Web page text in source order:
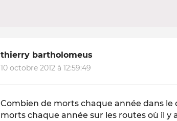
thierry bartholomeus
10 octobre 2012 à 12:59:49
Combien de morts chaque année dans le
morts chaque année sur les routes où il y